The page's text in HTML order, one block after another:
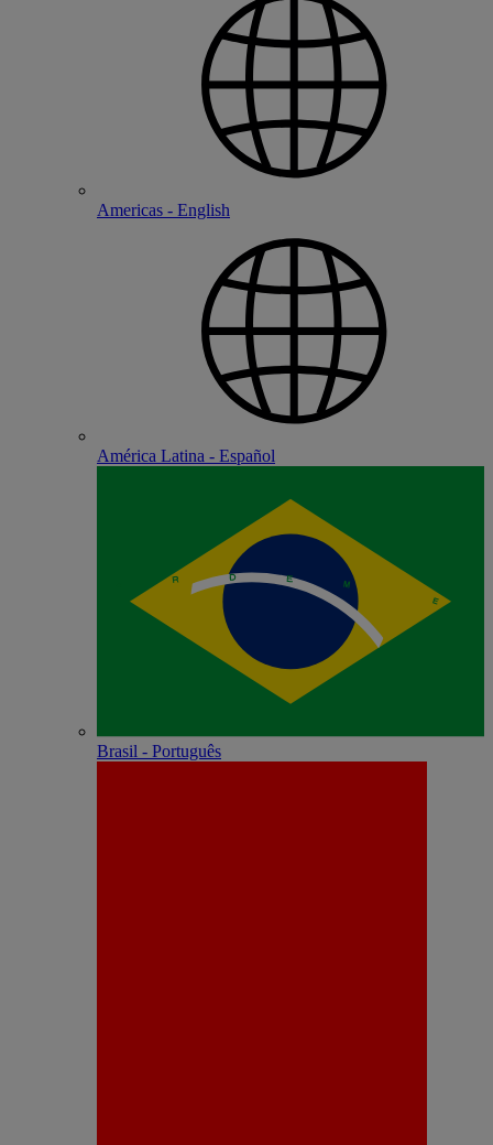
Americas - English
América Latina - Español
Brasil - Português